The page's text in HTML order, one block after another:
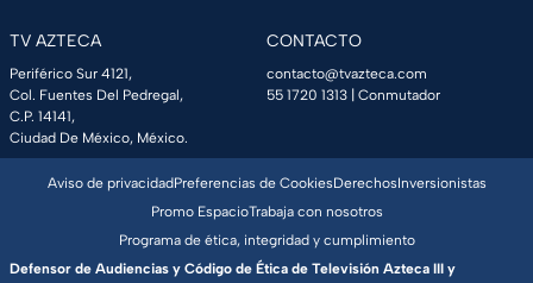
TV AZTECA
Periférico Sur 4121,
Col. Fuentes Del Pedregal,
C.P. 14141,
Ciudad De México, México.
CONTACTO
contacto@tvazteca.com
55 1720 1313 | Conmutador
Aviso de privacidadPreferencias de CookiesDerechosInversionistas
Promo EspacioTrabaja con nosotros
Programa de ética, integridad y cumplimiento
Defensor de Audiencias y Código de Ética de Televisión Azteca III y